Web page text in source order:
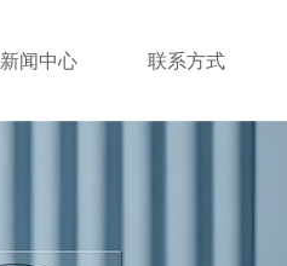
新闻中心 联系方式